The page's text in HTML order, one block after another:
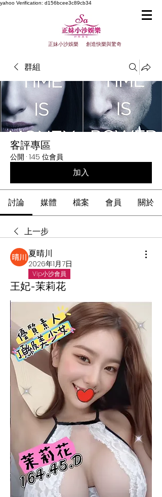
yahoo Verification: d156bcee3c89cb34
正妹小沙娛樂 創造快樂與驚奇
群組
客評專區
公開 · 145 位會員
加入
討論 媒體 檔案 會員 關於
上一步
夏晴川
2026年1月7日
Vip小沙會員
王妃-茉莉花